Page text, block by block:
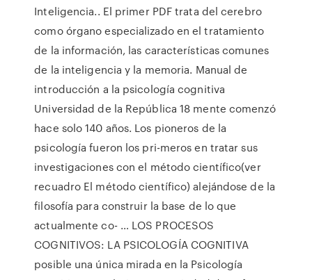
Inteligencia.. El primer PDF trata del cerebro
como órgano especializado en el tratamiento
de la información, las características comunes
de la inteligencia y la memoria. Manual de
introducción a la psicología cognitiva
Universidad de la República 18 mente comenzó
hace solo 140 años. Los pioneros de la
psicología fueron los pri-meros en tratar sus
investigaciones con el método científico(ver
recuadro El método científico) alejándose de la
filosofía para construir la base de lo que
actualmente co- … LOS PROCESOS
COGNITIVOS: LA PSICOLOGÍA COGNITIVA
posible una única mirada en la Psicología